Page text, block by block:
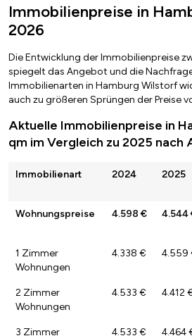
Immobilienpreise in
2026
Die Entwicklung der Immobilienpreise
spiegelt das Angebot und die
Immobilienarten in Hamburg Wilstorf
auch zu größeren Sprüngen der Preise
Aktuelle Immobilienpreise in
qm im Vergleich zu 2025 nach
Immobilienart 2024 2025
Wohnungspreise 4.598 € 4.544
1 Zimmer
Wohnungen
4.338 € 4.559
2 Zimmer
Wohnungen
4.533 € 4.412
3 Zimmer
4.533 € 4.464